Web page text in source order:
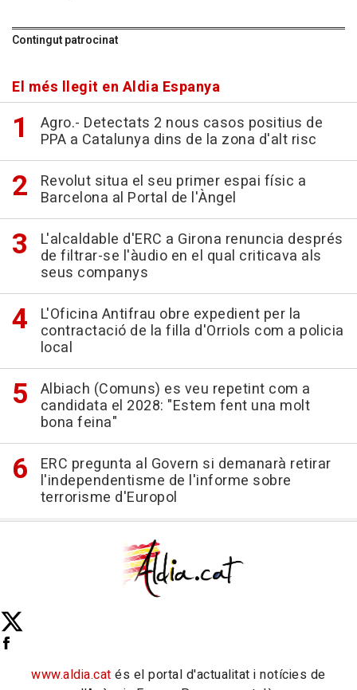
Contingut patrocinat
El més llegit en Aldia Espanya
Agro.- Detectats 2 nous casos positius de
PPA a Catalunya dins de la zona d'alt risc
Revolut situa el seu primer espai físic a
Barcelona al Portal de l'Àngel
L'alcaldable d'ERC a Girona renuncia després
de filtrar-se l'àudio en el qual criticava als
seus companys
L'Oficina Antifrau obre expedient per la
contractació de la filla d'Orriols com a policia
local
Albiach (Comuns) es veu repetint com a
candidata el 2028: "Estem fent una molt
bona feina"
ERC pregunta al Govern si demanarà retirar
l'independentisme de l'informe sobre
terrorisme d'Europol
www.aldia.cat és el portal d'actualitat i notícies de